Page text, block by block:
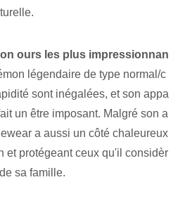
ours les plus impressionnan
légendaire de type normal/c
sont inégalées, et son appa
un être imposant. Malgré son a
a aussi un côté chaleureux
et protégeant ceux qu'il considèr
sa famille.